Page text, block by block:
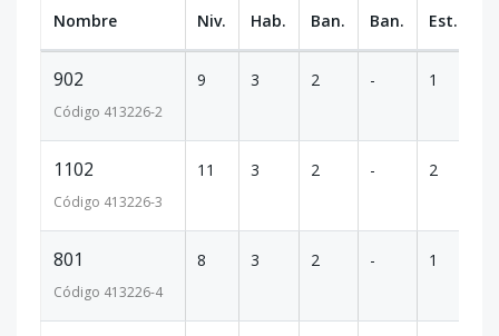
Nombre Niv. Hab. Ban.
Ban.
Est.
902
Código 413226-2
9 3 2 - 1
1102
Código 413226-3
11 3 2 - 2
801
Código 413226-4
8 3 2 - 1